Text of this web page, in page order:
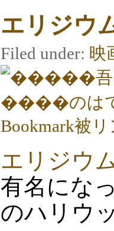
エリジウ
Filed under: 映
エリジウ
有名にな
のハリウ